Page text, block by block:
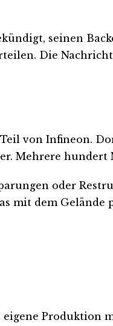
seinen
Die
von Infineon.
Mehrere
oder
mit dem Gelände
Produktion